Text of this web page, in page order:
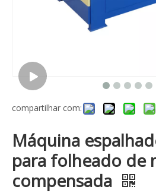
compartilhar com:
Máquina
para folheado de
compensada